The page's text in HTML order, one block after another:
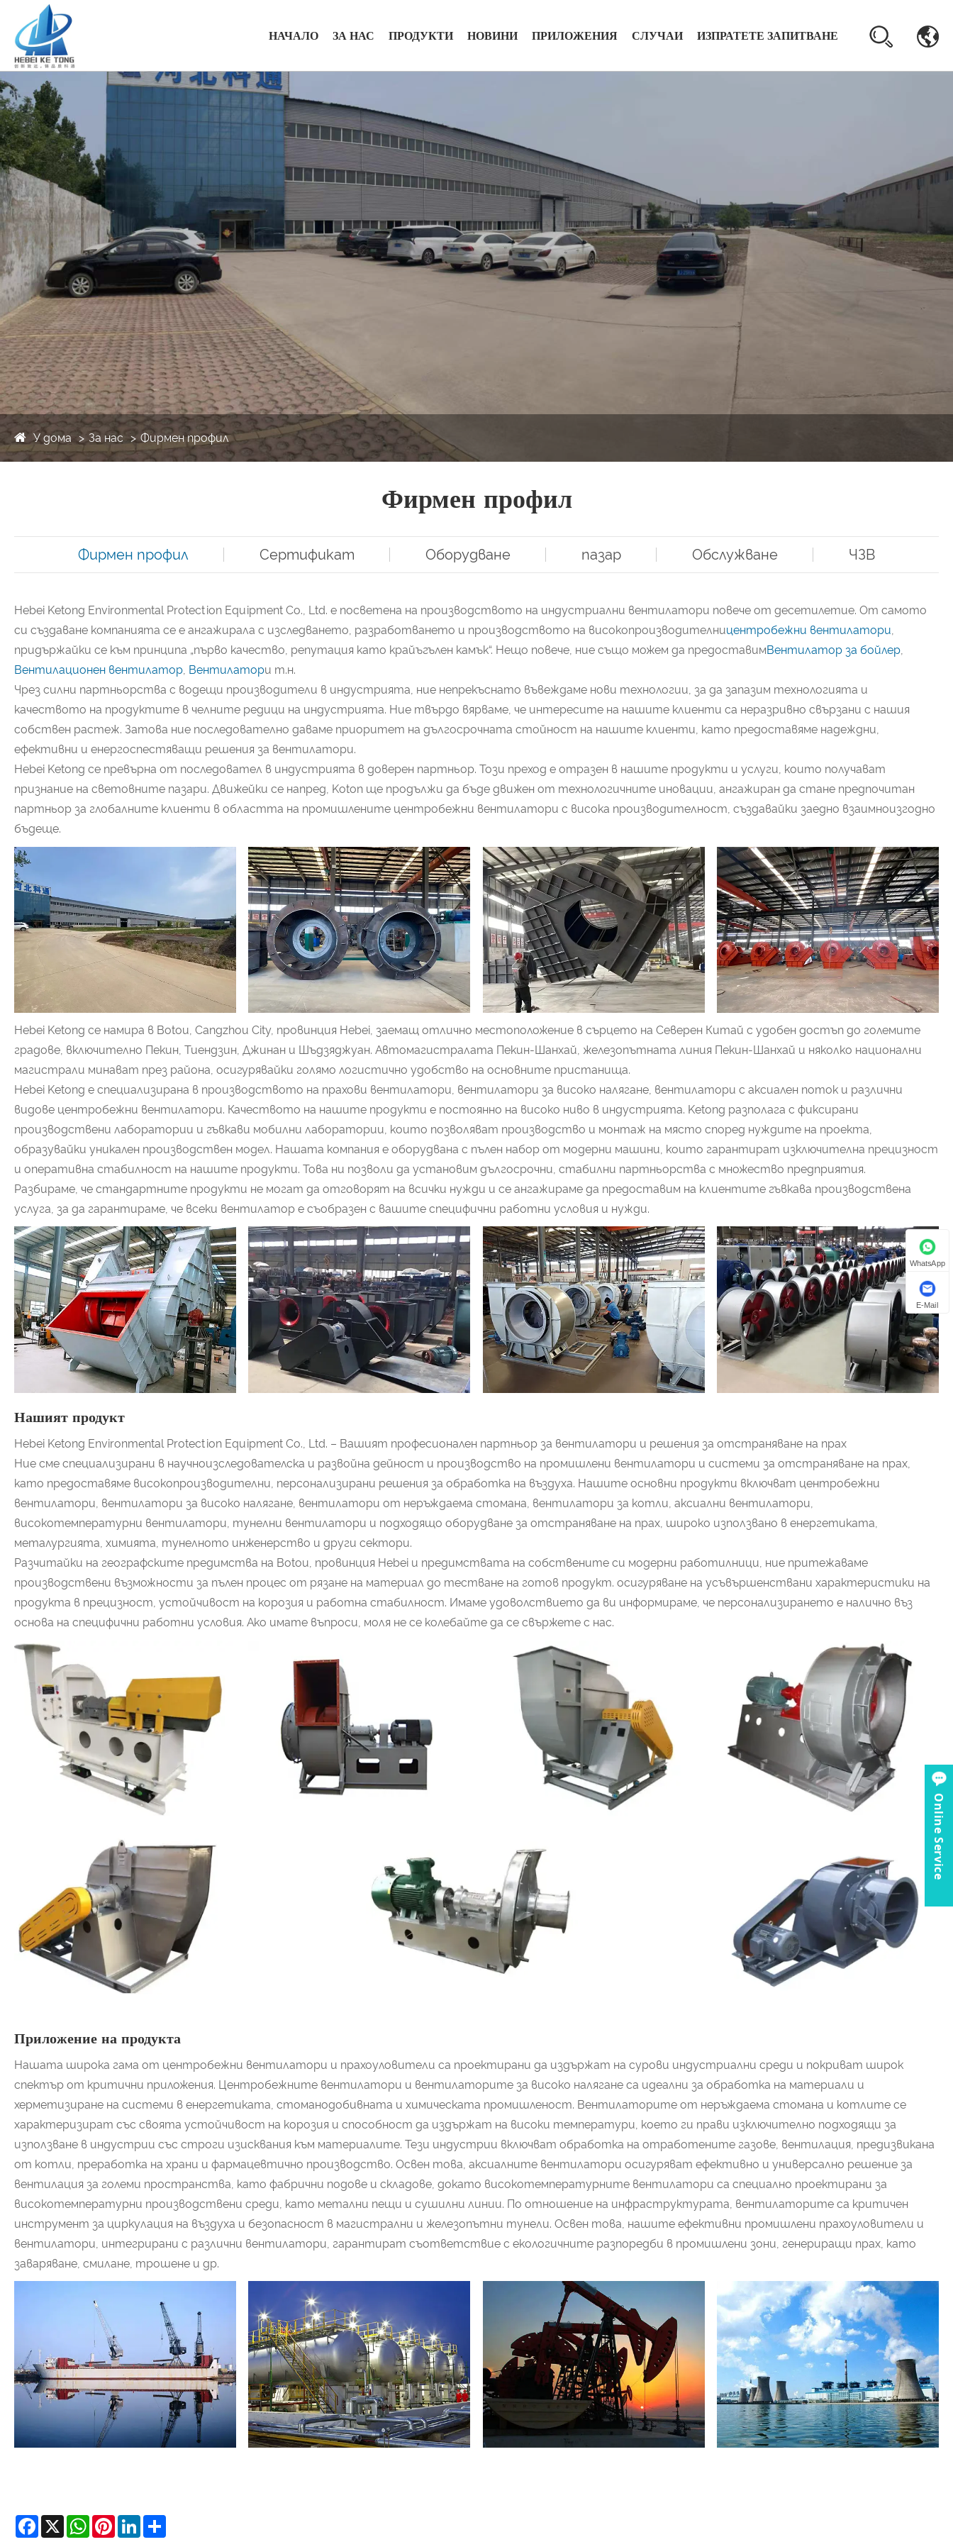
НАЧАЛО ЗА НАС ПРОДУКТИ НОВИНИ ПРИЛОЖЕНИЯ СЛУЧАИ ИЗПРАТЕТЕ ЗАПИТВАНЕ
У дома За нас Фирмен профил
Фирмен профил
Фирмен профил Сертификат Оборудване пазар Обслужване ЧЗВ
Hebei Ketong Environmental Protection Equipment Co., Ltd. е посветена на производството на индустриални вентилатори повече от десетилетие. От самото
си създаване компанията се е ангажирала с изследването, разработването и производството на високопроизводителницентробежни вентилатори,
придържайки се към принципа „първо качество, репутация като крайъгълен камък“. Нещо повече, ние също можем да предоставимВентилатор за бойлер,
Вентилационен вентилатор, Вентилатори т.н.
Чрез силни партньорства с водещи производители в индустрията, ние непрекъснато въвеждаме нови технологии, за да запазим технологията и
качеството на продуктите в челните редици на индустрията. Ние твърдо вярваме, че интересите на нашите клиенти са неразривно свързани с нашия
собствен растеж. Затова ние последователно даваме приоритет на дългосрочната стойност на нашите клиенти, като предоставяме надеждни,
ефективни и енергоспестяващи решения за вентилатори.
Hebei Ketong се превърна от последовател в индустрията в доверен партньор. Този преход е отразен в нашите продукти и услуги, които получават
признание на световните пазари. Движейки се напред, Koton ще продължи да бъде движен от технологичните иновации, ангажиран да стане предпочитан
партньор за глобалните клиенти в областта на промишлените центробежни вентилатори с висока производителност, създавайки заедно взаимноизгодно
бъдеще.
Hebei Ketong се намира в Botou, Cangzhou City, провинция Hebei, заемащ отлично местоположение в сърцето на Северен Китай с удобен достъп до големите
градове, включително Пекин, Тиендзин, Джинан и Шъдзяджуан. Автомагистралата Пекин-Шанхай, железопътната линия Пекин-Шанхай и няколко национални
магистрали минават през района, осигурявайки голямо логистично удобство на основните пристанища.
Hebei Ketong е специализирана в производството на прахови вентилатори, вентилатори за високо налягане, вентилатори с аксиален поток и различни
видове центробежни вентилатори. Качеството на нашите продукти е постоянно на високо ниво в индустрията. Ketong разполага с фиксирани
производствени лаборатории и гъвкави мобилни лаборатории, които позволяват производство и монтаж на място според нуждите на проекта,
образувайки уникален производствен модел. Нашата компания е оборудвана с пълен набор от модерни машини, които гарантират изключителна прецизност
и оперативна стабилност на нашите продукти. Това ни позволи да установим дългосрочни, стабилни партньорства с множество предприятия.
Разбираме, че стандартните продукти не могат да отговорят на всички нужди и се ангажираме да предоставим на клиентите гъвкава производствена
услуга, за да гарантираме, че всеки вентилатор е съобразен с вашите специфични работни условия и нужди.
Нашият продукт
Hebei Ketong Environmental Protection Equipment Co., Ltd. – Вашият професионален партньор за вентилатори и решения за отстраняване на прах
Ние сме специализирани в научноизследователска и развойна дейност и производство на промишлени вентилатори и системи за отстраняване на прах,
като предоставяме високопроизводителни, персонализирани решения за обработка на въздуха. Нашите основни продукти включват центробежни
вентилатори, вентилатори за високо налягане, вентилатори от неръждаема стомана, вентилатори за котли, аксиални вентилатори,
високотемпературни вентилатори, тунелни вентилатори и подходящо оборудване за отстраняване на прах, широко използвано в енергетиката,
металургията, химията, тунелното инженерство и други сектори.
Разчитайки на географските предимства на Botou, провинция Hebei и предимствата на собствените си модерни работилници, ние притежаваме
производствени възможности за пълен процес от рязане на материал до тестване на готов продукт. осигуряване на усъвършенствани характеристики на
продукта в прецизност, устойчивост на корозия и работна стабилност. Имаме удоволствието да ви информираме, че персонализирането е налично въз
основа на специфични работни условия. Ако имате въпроси, моля не се колебайте да се свържете с нас.
Приложение на продукта
Нашата широка гама от центробежни вентилатори и прахоуловители са проектирани да издържат на сурови индустриални среди и покриват широк
спектър от критични приложения. Центробежните вентилатори и вентилаторите за високо налягане са идеални за обработка на материали и
херметизиране на системи в енергетиката, стоманодобивната и химическата промишленост. Вентилаторите от неръждаема стомана и котлите се
характеризират със своята устойчивост на корозия и способност да издържат на високи температури, което ги прави изключително подходящи за
използване в индустрии със строги изисквания към материалите. Тези индустрии включват обработка на отработените газове, вентилация, предизвикана
от котли, преработка на храни и фармацевтично производство. Освен това, аксиалните вентилатори осигуряват ефективно и универсално решение за
вентилация за големи пространства, като фабрични подове и складове, докато високотемпературните вентилатори са специално проектирани за
високотемпературни производствени среди, като метални пещи и сушилни линии. По отношение на инфраструктурата, вентилаторите са критичен
инструмент за циркулация на въздуха и безопасност в магистрални и железопътни тунели. Освен това, нашите ефективни промишлени прахоуловители и
вентилатори, интегрирани с различни вентилатори, гарантират съответствие с екологичните разпоредби в промишлени зони, генериращи прах, като
заваряване, смилане, трошене и др.
Facebook
X WhatsAppPinterestLinkedIn
WhatsApp
E-Mail
Online Service